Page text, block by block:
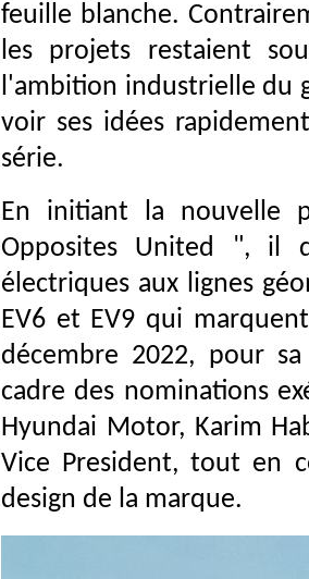
feuille blanche.
les projets restaient
l'ambition industrielle du
voir ses idées
série.
En initiant la nouvelle
Opposites United ", il
électriques aux lignes
EV6 et EV9 qui
décembre 2022, pour
cadre des nominations
Hyundai Motor, Karim
Vice President, tout en
design de la marque.